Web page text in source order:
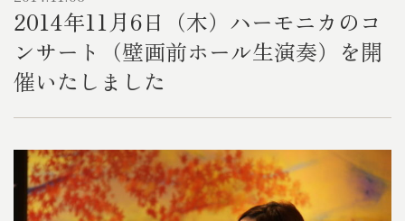
2014年11月6日（木）ハーモニカのコ
ンサート（壁画前ホール生演奏）を開
催いたしました